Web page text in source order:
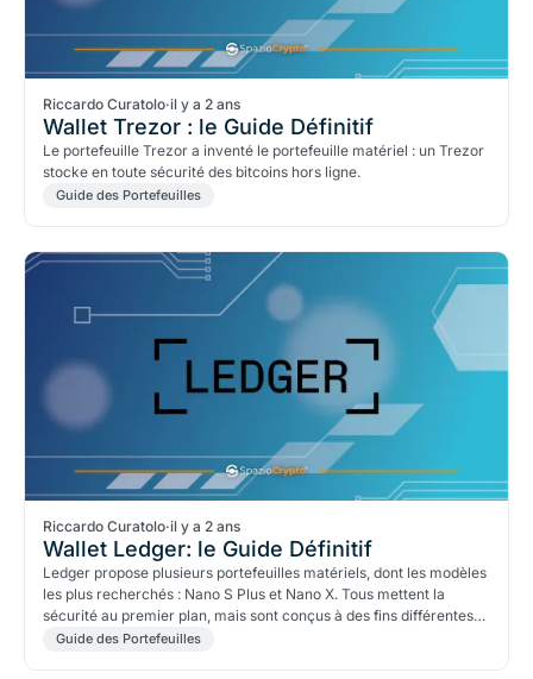
Riccardo Curatolo·il y a 2 ans
Wallet Trezor : le Guide Définitif
Le portefeuille Trezor a inventé le portefeuille matériel : un Trezor
stocke en toute sécurité des bitcoins hors ligne.
Guide des Portefeuilles
Riccardo Curatolo·il y a 2 ans
Wallet Ledger: le Guide Définitif
Ledger propose plusieurs portefeuilles matériels, dont les modèles
les plus recherchés : Nano S Plus et Nano X. Tous mettent la
sécurité au premier plan, mais sont conçus à des fins différentes
pour l'utilisateur de crypto-monnaie.
Guide des Portefeuilles